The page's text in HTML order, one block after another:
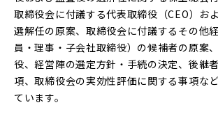
取締役会に付議する代表取締役（CEO）お
選解任の原案、取締役会に付議するその他
員・理事・子会社取締役）の候補者の原案
役、経営陣の選定方針・手続の決定、後継
項、取締役会の実効性評価に関する事項な
ています。